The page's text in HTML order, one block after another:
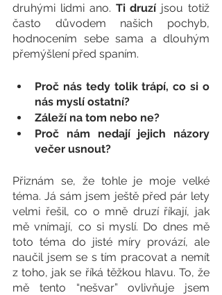
druhými lidmi ano. Ti druzí jsou totiž
často důvodem našich pochyb,
hodnocením sebe sama a dlouhým
přemýšlení před spaním.
Proč nás tedy tolik trápí, co si o
nás myslí ostatní?
Záleží na tom nebo ne?
Proč nám nedají jejich názory
večer usnout?
Přiznám se, že tohle je moje velké
téma. Já sám jsem ještě před pár lety
velmi řešil, co o mně druzí říkají, jak
mě vnímají, co si myslí. Do dnes mě
toto téma do jisté míry provází, ale
naučil jsem se s tím pracovat a nemít
z toho, jak se říká těžkou hlavu. To, že
mě tento “nešvar” ovlivňuje jsem